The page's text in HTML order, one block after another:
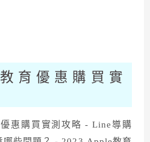
教育優惠購買實